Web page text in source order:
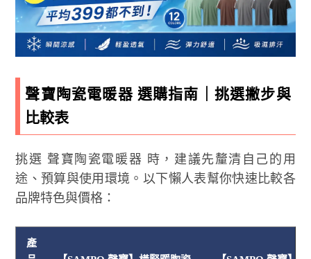
聲寶陶瓷電暖器 選購指南｜挑選撇步與
比較表
挑選 聲寶陶瓷電暖器 時，建議先釐清自己的用
途、預算與使用環境。以下懶人表幫你快速比較各
品牌特色與價格：
產